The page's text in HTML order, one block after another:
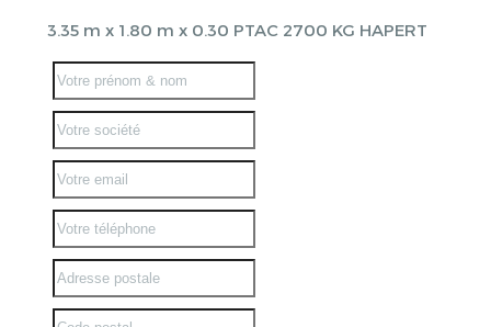
3.35 m x 1.80 m x 0.30 PTAC 2700 KG HAPERT